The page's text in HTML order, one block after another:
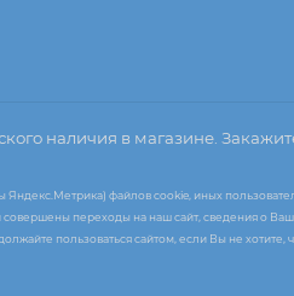
наличия в магазине.
Яндекс.Метрика) файлов cookie, иных
переходы на наш сайт, сведения о
пользоваться сайтом, если Вы не